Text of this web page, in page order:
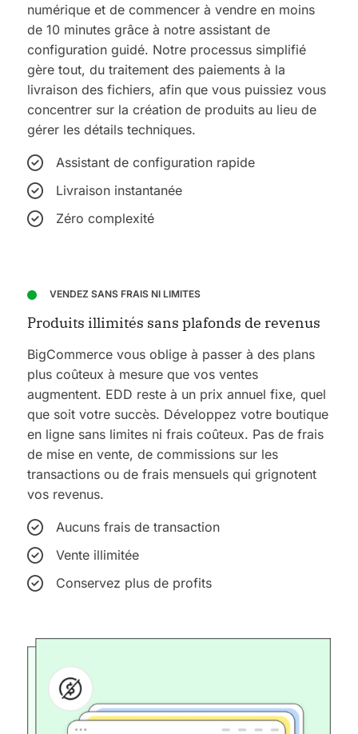
numérique et de commencer à vendre en moins
de 10 minutes grâce à notre assistant de
configuration guidé. Notre processus simplifié
gère tout, du traitement des paiements à la
livraison des fichiers, afin que vous puissiez vous
concentrer sur la création de produits au lieu de
gérer les détails techniques.
Assistant de configuration rapide
Livraison instantanée
Zéro complexité
VENDEZ SANS FRAIS NI LIMITES
Produits illimités sans plafonds de revenus
BigCommerce vous oblige à passer à des plans
plus coûteux à mesure que vos ventes
augmentent. EDD reste à un prix annuel fixe, quel
que soit votre succès. Développez votre boutique
en ligne sans limites ni frais coûteux. Pas de frais
de mise en vente, de commissions sur les
transactions ou de frais mensuels qui grignotent
vos revenus.
Aucuns frais de transaction
Vente illimitée
Conservez plus de profits